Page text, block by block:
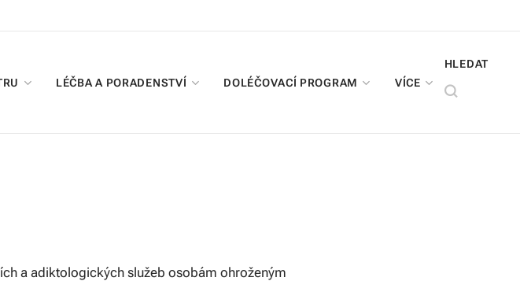
LÉČBA A PORADENSTVÍ DOLÉČOVACÍ PROGRAM VÍCE
HLEDAT
a adiktologických služeb osobám ohroženým